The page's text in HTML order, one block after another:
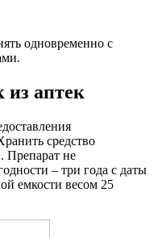
одновременно с
из аптек
средство
Препарат не
– три года с даты
емкости весом 25